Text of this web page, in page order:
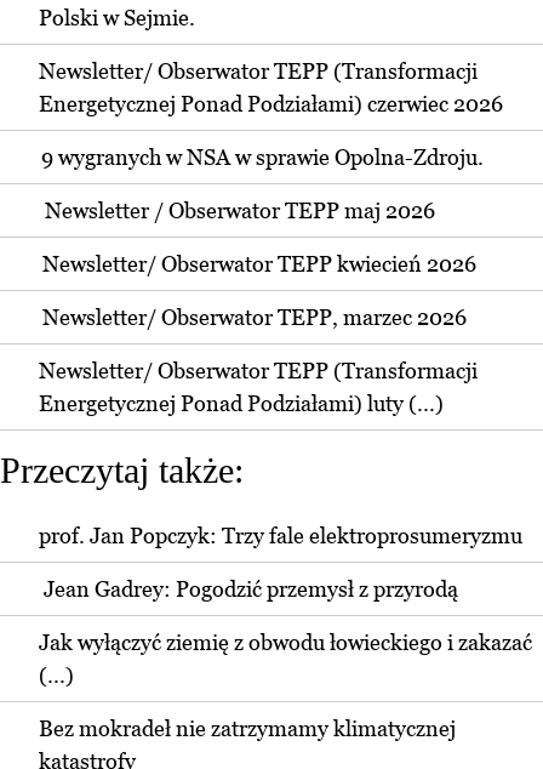
Polski w Sejmie.
Newsletter/ Obserwator TEPP (Transformacji
Energetycznej Ponad Podziałami) czerwiec 2026
9 wygranych w NSA w sprawie Opolna-Zdroju.
Newsletter / Obserwator TEPP maj 2026
Newsletter/ Obserwator TEPP kwiecień 2026
Newsletter/ Obserwator TEPP, marzec 2026
Newsletter/ Obserwator TEPP (Transformacji
Energetycznej Ponad Podziałami) luty (...)
Przeczytaj także:
prof. Jan Popczyk: Trzy fale elektroprosumeryzmu
Jean Gadrey: Pogodzić przemysł z przyrodą
Jak wyłączyć ziemię z obwodu łowieckiego i zakazać
(...)
Bez mokradeł nie zatrzymamy klimatycznej
katastrofy